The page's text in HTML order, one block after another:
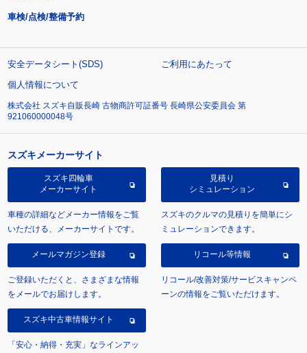
車検/点検/整備予約
安全データシート(SDS)
ご利用にあたって
個人情報について
株式会社 スズキ自販長崎 古物商許可証番号 長崎県公安委員会 第
921060000048号
スズキメーカーサイト
スズキ四輪車
メーカーサイト
車種の詳細などメーカー情報をご覧
いただける、メーカーサイトです。
見積り
シミュレーション
スズキのクルマの見積りを簡単にシ
ミュレーションできます。
メールマガジン登録
ご登録いただくと、さまざまな情報
をメールでお届けします。
リコール等情報
リコール/改善対策/サービスキャンペ
ーンの情報をご覧いただけます。
スズキ中古車情報サイト
「安心・納得・充実」なラインアッ